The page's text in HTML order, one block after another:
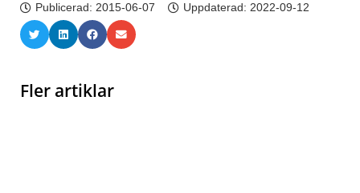
Publicerad: 2015-06-07 Uppdaterad: 2022-09-12
Fler artiklar